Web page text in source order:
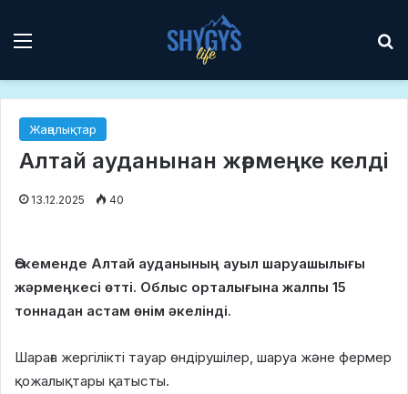
Мәзір
Жаңалықтар
Алтай ауданынан жәрмеңке келді
13.12.2025 40
Өскеменде Алтай ауданының ауыл шаруашылығы
жәрмеңкесі өтті. Облыс орталығына жалпы 15
тоннадан астам өнім әкелінді.
Шараға жергілікті тауар өндірушілер, шаруа және фермер
қожалықтары қатысты.